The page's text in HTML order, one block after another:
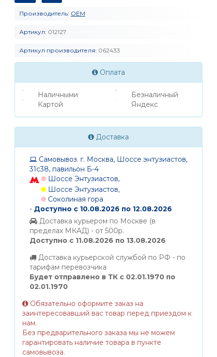
Производитель: OEM
Артикул: 012127
Артикул производителя: 062433
Оплата
Наличными
Картой
Безналичный
Яндекс
Доставка
Самовывоз. г. Москва, Шоссе энтузиастов,
31с38, павильон Б-4
Шоссе Энтузиастов,
Шоссе Энтузиастов,
Соколиная гора
- Доступно с 10.08.2026 по 12.08.2026
Доставка курьером по Москве (в
пределах МКАД) - от 500р.
Доступно с 11.08.2026 по 13.08.2026
Доставка курьерской службой по РФ - по
тарифам перевозчика
Будет отправлено в ТК с 02.01.1970 по
02.01.1970
Обязательно оформите заказ на
заинтересовавший вас товар перед приездом к
нам.
Без предварительного заказа мы не можем
гарантировать наличие товара в пункте
самовывоза.